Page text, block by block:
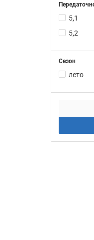
5,1
5,2
Сезон
лето